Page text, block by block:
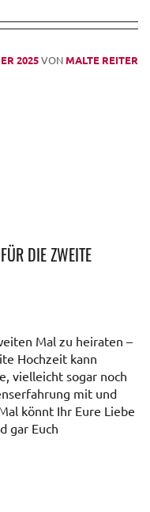
2025VONMALTE REITER
DIE ZWEITE
Mal zu heiraten –
Hochzeit kann
vielleicht sogar noch
mit und
könnt Ihr Eure Liebe
gar Euch